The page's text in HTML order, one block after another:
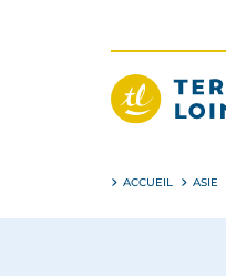
contenu
ACCUEIL ASIE